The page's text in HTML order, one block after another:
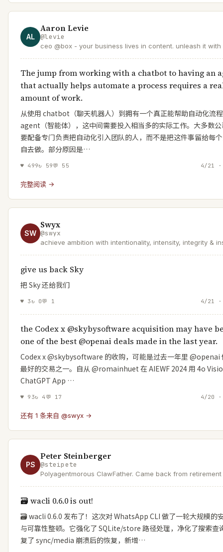
AL
Aaron Levie
@levie
ceo @box - your business lives in content. unleash it with
The jump from working with a chatbot to having an
that actually helps automate a process requires a
amount of work.
从使用 chatbot（聊天机器人）到拥有一个真正能帮助自动化流
agent（智能体），这中间需要投入相当多的实际工作。大多数
要配备专门负责把自动化引入团队的人，而不是把这件事留给每
自去做。部分原因是…
♥ 499↻ 59💬 55 4/21
完整阅读 →
SW
Swyx
@swyx
achieve ambition with intentionality, intensity, integrity &
give us back Sky
把 Sky 还给我们
♥ 3↻ 0💬 1 4/21
the Codex x @skybysoftware acquisition may have
one of the best @openai deals made in the last year.
Codex x @skybysoftware 的收购，可能是过去一年里 @openai
最好的交易之一。自从 @romainhuet 在 AIEWF 2024 用 4o
ChatGPT App …
♥ 93↻ 4 💬 17 4/20
还有 1 条来自 @swyx →
PS
Peter Steinberger
@steipete
Polyagentmorous ClawFather. Came back from retirement
🗃️ wacli 0.6.0 is out!
🗃️ wacli 0.6.0 发布了！这次对 WhatsApp CLI 做了一轮大规模的
与可靠性整顿。它强化了 SQLite/store 路径处理，净化了搜索查
复了 sync/media 崩溃后的恢复，新增…